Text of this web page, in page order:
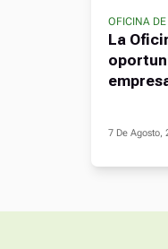
OFICINA DE
La
7 De Agosto,